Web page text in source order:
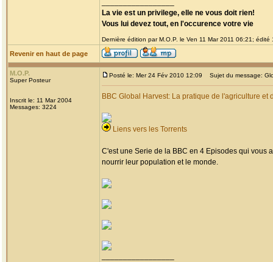
La vie est un privilege, elle ne vous doit rien!
Vous lui devez tout, en l'occurence votre vie
Dernière édition par M.O.P. le Ven 11 Mar 2011 06:21; édité
Revenir en haut de page
M.O.P.
Super Posteur
Inscrit le: 11 Mar 2004
Messages: 3224
Posté le: Mer 24 Fév 2010 12:09 Sujet du message:
BBC Global Harvest: La pratique de l'agriculture et
Liens vers les Torrents
C'est une Serie de la BBC en 4 Episodes qui vous
nourrir leur population et le monde.